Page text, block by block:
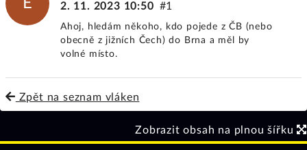
E
#1
2. 11. 2023 10:50
Ahoj, hledám někoho, kdo pojede z ČB (nebo
obecně z jižních Čech) do Brna a měl by
volné místo.
Zpět na seznam vláken
Zobrazit obsah na plnou šířku